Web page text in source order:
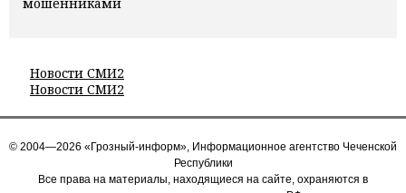
мошенниками
Новости СМИ2
Новости СМИ2
© 2004—2026 «Грозный-информ», Информационное агентство Чеченской
Республики
Все права на материалы, находящиеся на сайте, охраняются в